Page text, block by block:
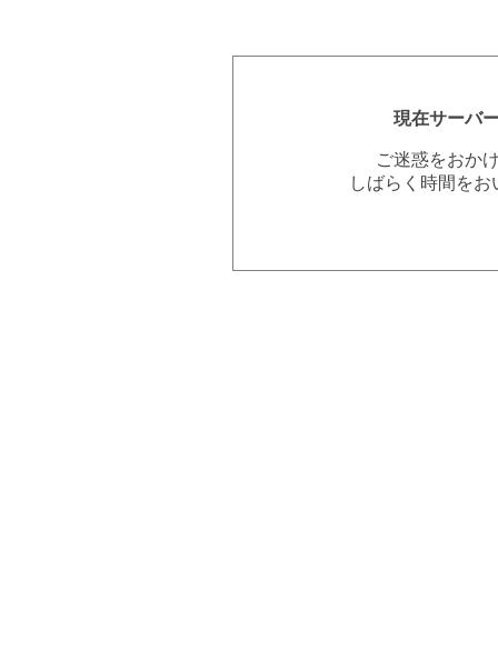
現在サーバ
ご迷惑をおか
しばらく時間を